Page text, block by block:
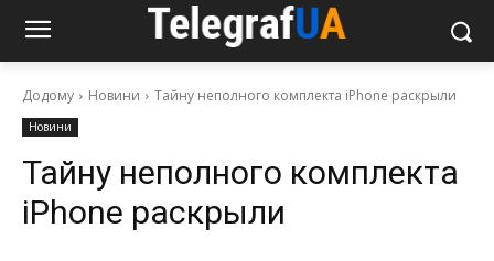
Додому Новини Тайну неполного комплекта iPhone раскрыли
Новини
Тайну неполного комплекта
iPhone раскрыли